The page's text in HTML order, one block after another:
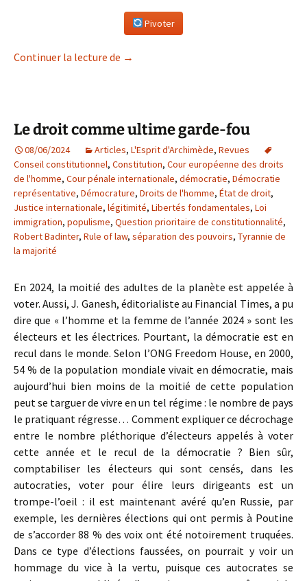
Pivoter
Continuer la lecture de Suicide d’une démocratie
→
Le droit comme ultime garde-fou
08/06/2024 Articles, L'Esprit d'Archimède, Revues
Conseil constitutionnel, Constitution, Cour européenne des droits
de l'homme, Cour pénale internationale, démocratie, Démocratie
représentative, Démocrature, Droits de l'homme, État de droit,
Justice internationale, légitimité, Libertés fondamentales, Loi
immigration, populisme, Question prioritaire de constitutionnalité,
Robert Badinter, Rule of law, séparation des pouvoirs, Tyrannie de
la majorité
En 2024, la moitié des adultes de la planète est appelée à
voter. Aussi, J. Ganesh, éditorialiste au Financial Times, a pu
dire que « l’homme et la femme de l’année 2024 » sont les
électeurs et les électrices. Pourtant, la démocratie est en
recul dans le monde. Selon l’ONG Freedom House, en 2000,
54 % de la population mondiale vivait en démocratie, mais
aujourd’hui bien moins de la moitié de cette population
peut se targuer de vivre en un tel régime : le nombre de pays
le pratiquant régresse… Comment expliquer ce décrochage
entre le nombre pléthorique d’électeurs appelés à voter
cette année et le recul de la démocratie ? Bien sûr,
comptabiliser les électeurs qui sont censés, dans les
autocraties, voter pour élire leurs dirigeants est un
trompe-l’oeil : il est maintenant avéré qu’en Russie, par
exemple, les dernières élections qui ont permis à Poutine
de s’accorder 88 % des voix ont été notoirement truquées.
Dans ce type d’élections faussées, on pourrait y voir un
hommage du vice à la vertu, puisque ces autocrates se